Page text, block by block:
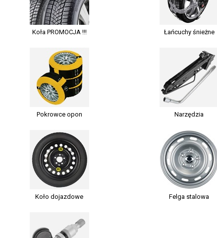
Koła PROMOCJA !!! Łańcuchy śnieżne
Pokrowce opon Narzędzia
Koło dojazdowe Felga stalowa